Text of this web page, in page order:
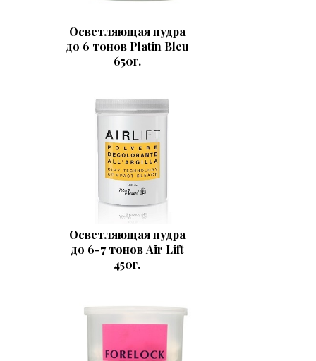
Осветляющая пудра
до 6 тонов Platin Bleu
650г.
Осветляющая пудра
до 6-7 тонов Air Lift
450г.